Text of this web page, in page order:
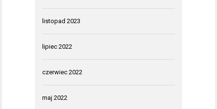
listopad 2023
lipiec 2022
czerwiec 2022
maj 2022